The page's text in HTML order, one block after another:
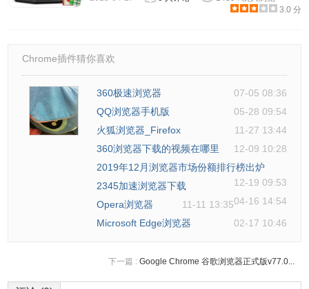
缩即可使用，而Chrome虽然理论上也可以免安装，但
蓝、绿）。
3、新功能会率先在Chromium上推出，Chrome则会相对落
后许多。
问：浏览器支持多用户登录吗？
在实验室里打开Multiple profiles项目，在重启浏览器之后，
即可看到窗口右上角显示当前登录的帐户名称。点击该名
称，点击Create a new profile手动接创建一个新的帐户，这
会让你再新打开一个使用不同帐户的窗口，你不仅可以用不
展、主题、网页应用、收藏夹、设置参数等等。
问：缺少GoogleAPI密钥,chromium的部分功能无法使用怎么
3.0 分
Chrome插件猜你喜欢
360极速浏览器
07-05 08:36
QQ浏览器手机版
05-28 09:54
火狐浏览器_Firefox
11-27 13:44
360浏览器下载的视频在哪里
12-09 10:28
2019年12月浏览器市场份额排行榜出炉
12-19 09:53
2345加速浏览器下载
04-16 14:54
Opera浏览器
11-11 13:35
Microsoft Edge浏览器
02-17 10:46
下一篇 : Google Chrome 谷歌浏览器正式版v77.0...